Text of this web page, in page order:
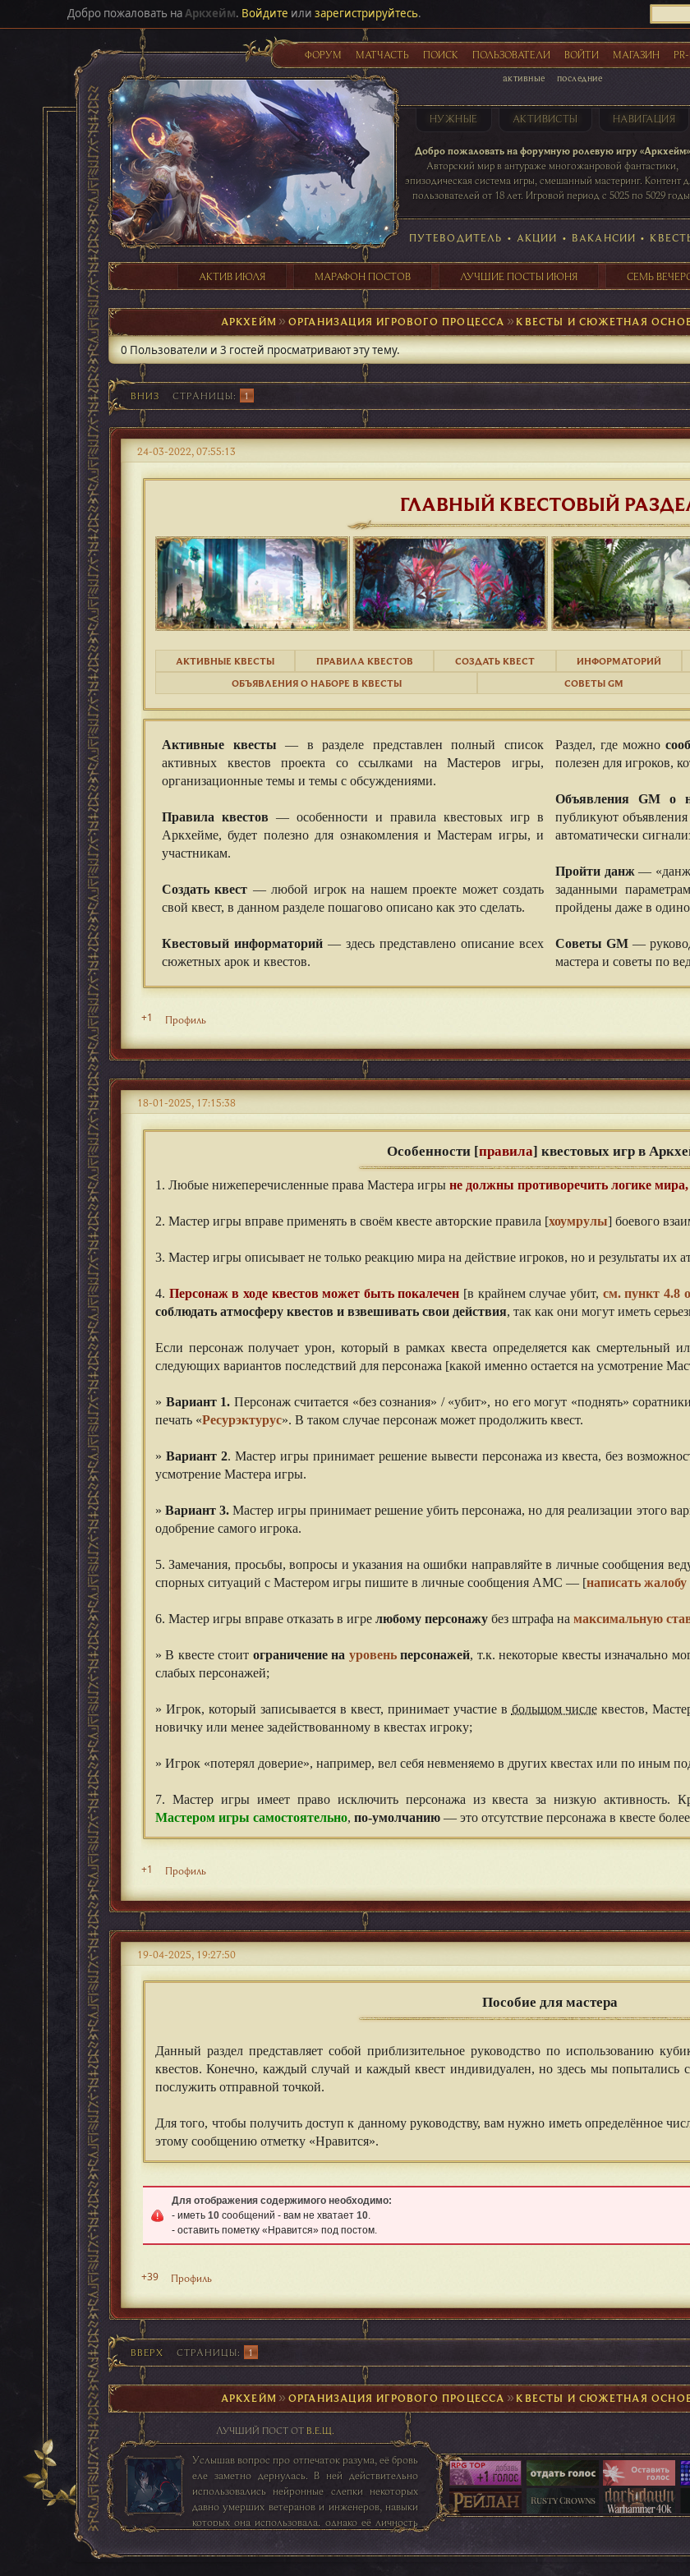
Добро пожаловать наАркхейм. Войдите или зарегистрируйтесь.
ФОРУМ МАТЧАСТЬ ПОИСК ПОЛЬЗОВАТЕЛИ ВОЙТИ МАГАЗИН
активные последние
НУЖНЫЕ АКТИВИСТЫ НАВИГАЦИЯ
Добро пожаловать на форумную ролевую игру «Аркхейм»
Авторский мир в антураже многожанровой фантастики,
эпизодическая система игры, смешанный мастеринг. Контент
пользователей от 18 лет. Игровой период с 5025 по 5029 годы.
таблице игровой активности
41 ПОСТОВ 31 ПОСТОВ 29 ПОСТОВ 24 ПОСТОВ
ПУТЕВОДИТЕЛЬ • АКЦИИ • ВАКАНСИИ •
АКТИВ ИЮЛЯ МАРАФОН ПОСТОВ ЛУЧШИЕ ПОСТЫ ИЮНЯ СЕМЬ
АРКХЕЙМ ►ОРГАНИЗАЦИЯ ИГРОВОГО ПРОЦЕССА ►КВЕСТЫ И СЮЖЕТНАЯ
0 Пользователи и 3 гостей просматривают эту тему.
ВНИЗ СТРАНИЦЫ 1
24-03-2022, 07:55:13
ГЛАВНЫЙ КВЕСТОВЫЙ
АКТИВНЫЕ КВЕСТЫ ПРАВИЛА КВЕСТОВ СОЗДАТЬ КВЕСТ ИНФОРМАТОРИЙ
ОБЪЯВЛЕНИЯ О НАБОРЕ В КВЕСТЫ
СОВЕТЫ GM
Активные квесты — в разделе представлен полный список
активных квестов проекта со ссылками на Мастеров игры,
организационные темы и темы с обсуждениями.
Правила квестов — особенности и правила квестовых игр в
Аркхейме, будет полезно для ознакомления и Мастерам игры, и
участникам.
Создать квест — любой игрок на нашем проекте может создать
свой квест, в данном разделе пошагово описано как это сделать.
Квестовый информаторий — здесь представлено описание всех
сюжетных арок и квестов.
Раздел, где можно
полезен для игроков,
Объявления GM о
публикуют
автоматически
Пройти данж —
заданными
пройдены даже в
Советы GM—
мастера и советы по
+1 Профиль
18-01-2025, 17:15:38
Особенности [правила] квестовых игр в
1. Любые нижеперечисленные права Мастера игры не должны противоречить логике
2. Мастер игры вправе применять в своём квесте авторские правила [хоумрулы] боевого
3. Мастер игры описывает не только реакцию мира на действие игроков, но и результаты их
4. Персонаж в ходе квестов может быть покалечен [в крайнем случае убит, см. пункт 4.8
соблюдать атмосферу квестов и взвешивать свои действия, так как они могут иметь
Если персонаж получает урон, который в рамках квеста определяется как смертельный
следующих вариантов последствий для персонажа [какой именно остается на усмотрение
» Вариант 1. Персонаж считается «без сознания» / «убит», но его могут «поднять»
печать «Ресурэктурус». В таком случае персонаж может продолжить квест.
» Вариант 2. Мастер игры принимает решение вывести персонажа из квеста, без
усмотрение Мастера игры.
»Вариант 3. Мастер игры принимает решение убить персонажа, но для реализации этого
одобрение самого игрока.
5. Замечания, просьбы, вопросы и указания на ошибки направляйте в личные сообщения
спорных ситуаций с Мастером игры пишите в личные сообщения АМС — [написать
6. Мастер игры вправе отказать в игре любому персонажу без штрафа на максимальную
» В квесте стоит ограничение на уровеньперсонажей, т.к. некоторые квесты изначально
слабых персонажей;
» Игрок, который записывается в квест, принимает участие в большом числе квестов,
новичку или менее задействованному в квестах игроку;
» Игрок «потерял доверие», например, вел себя невменяемо в других квестах или по иным
7. Мастер игры имеет право исключить персонажа из квеста за низкую активность.
Мастером игры самостоятельно, по-умолчанию — это отсутствие персонажа в квесте
+1 Профиль
19-04-2025, 19:27:50
Пособие для мастера
Данный раздел представляет собой приблизительное руководство по использованию
квестов. Конечно, каждый случай и каждый квест индивидуален, но здесь мы попытались
послужить отправной точкой.
Для того, чтобы получить доступ к данному руководству, вам нужно иметь определённое
этому сообщению отметку «Нравится».
Для отображения содержимого необходимо:
- иметь 10 сообщений - вам не хватает 10.
- оставить пометку «Нравится» под постом.
+39 Профиль
ВВЕРХ СТРАНИЦЫ 1
АРКХЕЙМ ►ОРГАНИЗАЦИЯ ИГРОВОГО ПРОЦЕССА ►КВЕСТЫ И СЮЖЕТНАЯ
ЛУЧШИЙ ПОСТ ОТ В.Е.Щ.
Услышав вопрос про отпечаток разума, её бровь
еле заметно дернулась. В ней действительно
использовались нейронные слепки некоторых
давно умерших ветеранов и инженеров, навыки
которых она использовала, однако её личность
сформировалась собственная, пускай не без
фантомных воспоминаний... которые